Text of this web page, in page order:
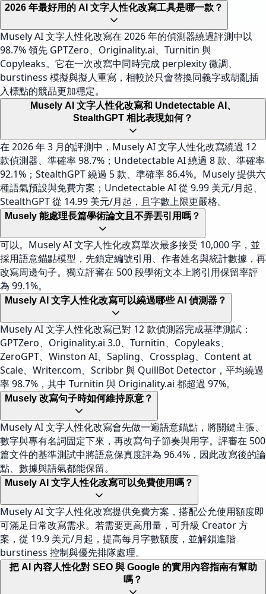
2026 年最好用的 AI 文字人性化改寫工具是哪一款？
Musely AI 文字人性化改寫在 2026 年的偵測器繞過評測中以
98.7% 領先 GPTZero、Originality.ai、Turnitin 與
Copyleaks。它在一次改寫中同時完成 perplexity 微調、
burstiness 模擬與擬人重寫，相較於只會替換同義字或胡亂插
入標點的競品更加穩定。
Musely AI 文字人性化改寫和 Undetectable AI、
StealthGPT 相比表現如何？
在 2026 年 3 月的評測中，Musely AI 文字人性化改寫繞過 12
款偵測器、準確率 98.7%；Undetectable AI 繞過 8 款、準確率
92.1%；StealthGPT 繞過 5 款、準確率 86.4%。Musely 提供六
種語氣預設與免費方案；Undetectable AI 從 9.99 美元/月起、
StealthGPT 從 14.99 美元/月起，且字數上限更嚴格。
Musely 能處理長篇學術論文且不弄丟引用嗎？
可以。Musely AI 文字人性化改寫單次最多接受 10,000 字，並
採用語意錨點模型，先鎖定編號引用、作者姓名與統計數據，再
改寫周邊句子。獨立評審在 500 段學術文本上將引用保留率評
為 99.1%。
Musely AI 文字人性化改寫可以繞過哪些 AI 偵測器？
Musely AI 文字人性化改寫已對 12 款偵測器完成基準測試：
GPTZero、Originality.ai 3.0、Turnitin、Copyleaks、
ZeroGPT、Winston AI、Sapling、Crossplag、Content at
Scale、Writer.com、Scribbr 與 QuillBot Detector，平均繞過
率 98.7%，其中 Turnitin 與 Originality.ai 都超過 97%。
Musely 改寫句子時如何維持原意？
Musely AI 文字人性化改寫會先做一遍語意錨點，將關鍵主張、
數字與專有名詞固定下來，再改寫句子節奏與用字。評審在 500
篇文件的基準測試中將語意保真度評為 96.4%，因此改寫後的論
點、數據與語氣都能保留。
Musely AI 文字人性化改寫可以免費使用嗎？
Musely AI 文字人性化改寫提供免費方案，搭配公允使用額度即
可滿足日常改寫需求。若需要更高用量，可升級 Creator 方
案，從 19.9 美元/月起，提高每月字數額度，並解鎖進階
burstiness 控制與優先排隊處理。
把 AI 內容人性化對 SEO 與 Google 的實用內容指南有幫助
嗎？